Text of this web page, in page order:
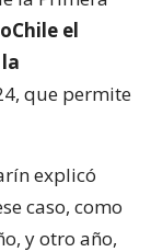
el
que permite
explicó
caso, como
y otro año,